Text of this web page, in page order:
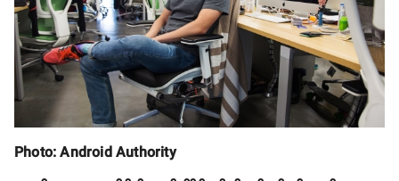
Photo: Android Authority